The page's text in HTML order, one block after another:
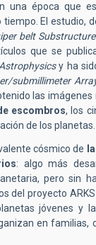
una época que
tiempo. El estudio,
belt
que se
y ha
submillimeter
las imágenes
escombros, los
de los planetas.
cósmico de
: algo más
pero sin
ha
del proyecto
jóvenes y
en familias,